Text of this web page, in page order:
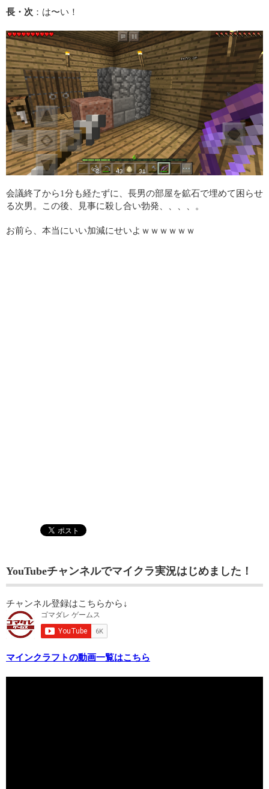
長・次 ：は〜い！
会議終了から1分も経たずに、長男の部屋を鉱石で埋めて困らせ
る次男。この後、見事に殺し合い勃発、、、、。
お前ら、本当にいい加減にせいよｗｗｗｗｗｗ
YouTubeチャンネルでマイクラ実況はじめました！
チャンネル登録はこちらから↓
マインクラフトの動画一覧はこちら